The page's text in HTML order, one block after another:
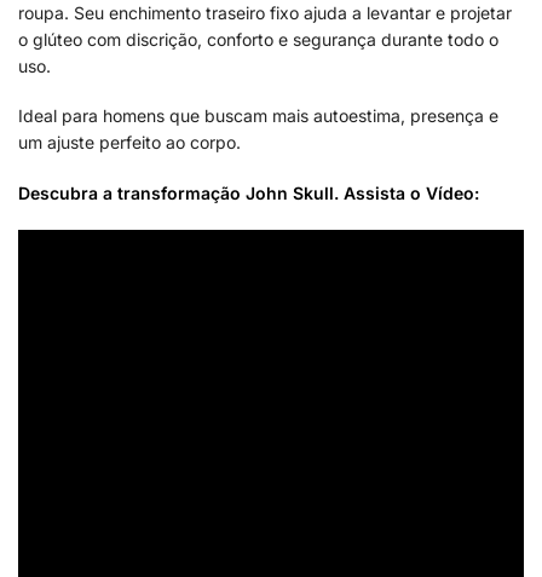
roupa. Seu enchimento traseiro fixo ajuda a levantar e projetar
o glúteo com discrição, conforto e segurança durante todo o
uso.
Ideal para homens que buscam mais autoestima, presença e
um ajuste perfeito ao corpo.
Descubra a transformação John Skull. Assista o Vídeo: